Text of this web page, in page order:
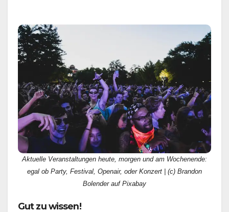
Aktuelle Veranstaltungen heute, morgen und am Wochenende:
egal ob Party, Festival, Openair, oder Konzert | (c) Brandon
Bolender auf Pixabay
Gut zu wissen!